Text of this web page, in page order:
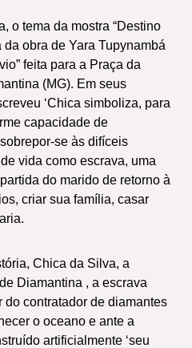
o tema da mostra “Destino
da obra de Yara Tupynambá
feita para a Praça da
(MG). Em seus
‘Chica simboliza, para
capacidade de
se às difíceis
vida como escrava, uma
do marido de retorno à
criar sua família, casar
Chica da Silva, a
Diamantina , a escrava
contratador de diamantes
o oceano e ante a
artificialmente ‘seu